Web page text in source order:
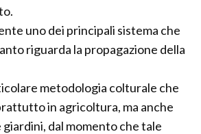
uno dei principali sistema che
riguarda la propagazione della
metodologia colturale che
in agricoltura, ma anche
dal momento che tale